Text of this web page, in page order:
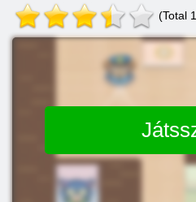
(Total